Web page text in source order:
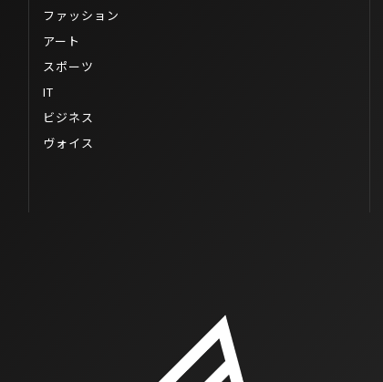
ファッション
アート
スポーツ
IT
ビジネス
ヴォイス